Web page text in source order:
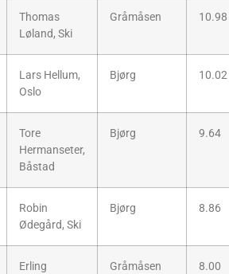
Thomas
Løland, Ski
Gråmåsen 10.98
Lars Hellum,
Oslo
Bjørg 10.02
Tore
Hermanseter,
Båstad
Bjørg 9.64
Robin
Ødegård, Ski
Bjørg 8.86
Erling
Gråmåsen 8.00